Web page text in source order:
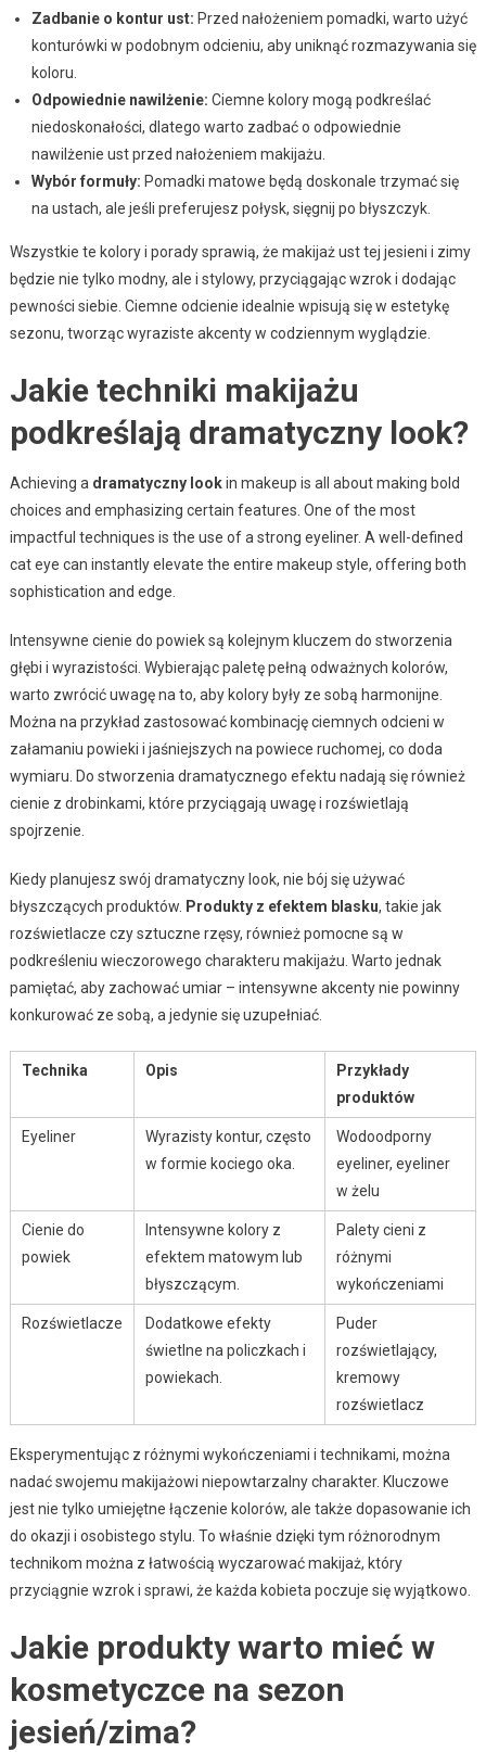
Zadbanie o kontur ust: Przed nałożeniem pomadki, warto użyć
konturówki w podobnym odcieniu, aby uniknąć rozmazywania się
koloru.
Odpowiednie nawilżenie: Ciemne kolory mogą podkreślać
niedoskonałości, dlatego warto zadbać o odpowiednie
nawilżenie ust przed nałożeniem makijażu.
Wybór formuły: Pomadki matowe będą doskonale trzymać się
na ustach, ale jeśli preferujesz połysk, sięgnij po błyszczyk.
Wszystkie te kolory i porady sprawią, że makijaż ust tej jesieni i zimy
będzie nie tylko modny, ale i stylowy, przyciągając wzrok i dodając
pewności siebie. Ciemne odcienie idealnie wpisują się w estetykę
sezonu, tworząc wyraziste akcenty w codziennym wyglądzie.
Jakie techniki makijażu
podkreślają dramatyczny look?
Achieving a dramatyczny lookin makeup is all about making bold
choices and emphasizing certain features. One of the most
impactful techniques is the use of a strong eyeliner. A well-defined
cat eye can instantly elevate the entire makeup style, offering both
sophistication and edge.
Intensywne cienie do powiek są kolejnym kluczem do stworzenia
głębi i wyrazistości. Wybierając paletę pełną odważnych kolorów,
warto zwrócić uwagę na to, aby kolory były ze sobą harmonijne.
Można na przykład zastosować kombinację ciemnych odcieni w
załamaniu powieki i jaśniejszych na powiece ruchomej, co doda
wymiaru. Do stworzenia dramatycznego efektu nadają się również
cienie z drobinkami, które przyciągają uwagę i rozświetlają
spojrzenie.
Kiedy planujesz swój dramatyczny look, nie bój się używać
błyszczących produktów. Produkty z efektem blasku, takie jak
rozświetlacze czy sztuczne rzęsy, również pomocne są w
podkreśleniu wieczorowego charakteru makijażu. Warto jednak
pamiętać, aby zachować umiar – intensywne akcenty nie powinny
konkurować ze sobą, a jedynie się uzupełniać.
Technika Opis
Przykłady
produktów
Eyeliner
Wyrazisty kontur, często
w formie kociego oka.
Wodoodporny
eyeliner, eyeliner
w żelu
Cienie do
powiek
Intensywne kolory z
efektem matowym lub
błyszczącym.
Palety cieni z
różnymi
wykończeniami
Rozświetlacze
Dodatkowe efekty
świetlne na policzkach i
powiekach.
Puder
rozświetlający,
kremowy
rozświetlacz
Eksperymentując z różnymi wykończeniami i technikami, można
nadać swojemu makijażowi niepowtarzalny charakter. Kluczowe
jest nie tylko umiejętne łączenie kolorów, ale także dopasowanie ich
do okazji i osobistego stylu. To właśnie dzięki tym różnorodnym
technikom można z łatwością wyczarować makijaż, który
przyciągnie wzrok i sprawi, że każda kobieta poczuje się wyjątkowo.
Jakie produkty warto mieć w
kosmetyczce na sezon
jesień/zima?